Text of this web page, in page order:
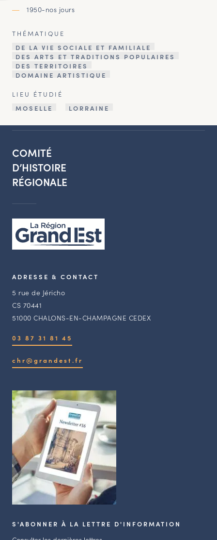
1950-nos jours
THÉMATIQUE
DE LA VIE SOCIALE ET FAMILIALE
DES ARTS ET TRADITIONS POPULAIRES
DES TERRITOIRES
DOMAINE ARTISTIQUE
LIEU ÉTUDIÉ
MOSELLE
LORRAINE
COMITÉ
D’HISTOIRE
RÉGIONALE
ADRESSE & CONTACT
5 rue de Jéricho
CS 70441
51000 CHALONS-EN-CHAMPAGNE CEDEX
03 87 31 81 45
chr@grandest.fr
S'ABONNER À LA LETTRE D'INFORMATION